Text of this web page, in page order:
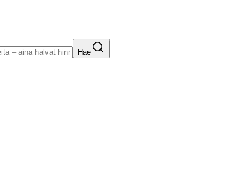
Hae